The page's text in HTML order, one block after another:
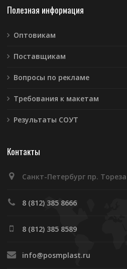
Полезная информация
Оптовикам
Поставщикам
Вопросы по рекламе
Требования к макетам
Результаты СОУТ
Контакты
Санкт-Петербург пр.
8 (812) 385 8666
8 (812) 385 8589
info@posmplast.ru